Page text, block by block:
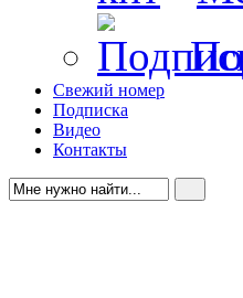
Свежий номер
Подписка
Видео
Контакты